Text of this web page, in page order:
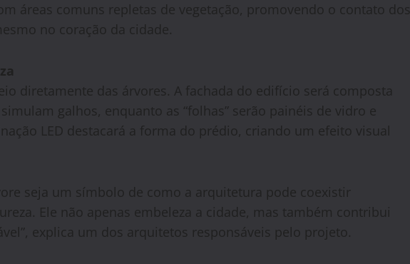
áreas comuns repletas de vegetação, promovendo o contato dos
no coração da cidade.
diretamente das árvores. A fachada do edifício será composta
galhos, enquanto as “folhas” serão painéis de vidro e
LED destacará a forma do prédio, criando um efeito visual
seja um símbolo de como a arquitetura pode coexistir
Ele não apenas embeleza a cidade, mas também contribui
explica um dos arquitetos responsáveis pelo projeto.